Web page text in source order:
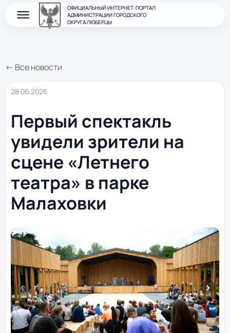
ОФИЦИАЛЬНЫЙ ИНТЕРНЕТ-ПОРТАЛ
АДМИНИСТРАЦИИ ГОРОДСКОГО
ОКРУГА ЛЮБЕРЦЫ
← Все новости
28.06.2026
Первый спектакль
увидели зрители на
сцене «Летнего
театра» в парке
Малаховки